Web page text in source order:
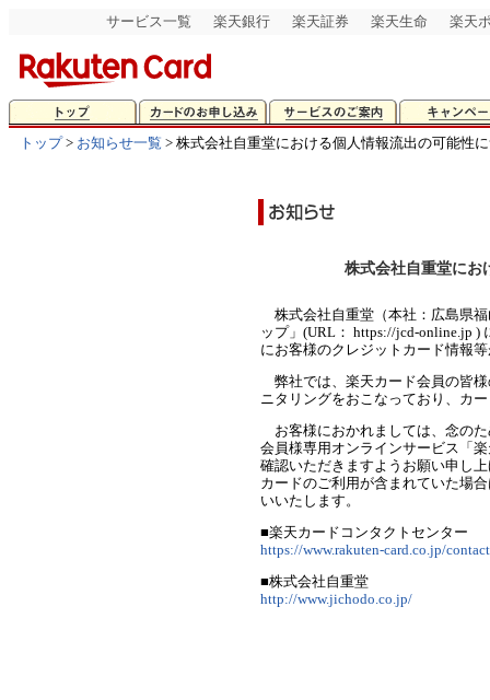
サービス一覧 楽天銀行 楽天証券 楽天生命 楽天
トップ> お知らせ一覧 > 株式会社自重堂における個人情報流出の可能性
株式会社自重堂にお
株式会社自重堂（本社：広島県
ップ」(URL： https://jcd-online.jp )
にお客様のクレジットカード情報
弊社では、楽天カード会員の皆
ニタリングをおこなっており、カ
お客様におかれましては、念の
会員様専用オンラインサービス「
確認いただきますようお願い申し
カードのご利用が含まれていた場
いいたします。
■楽天カードコンタクトセンター
https://www.rakuten-card.co.jp/
■株式会社自重堂
http://www.jichodo.co.jp/